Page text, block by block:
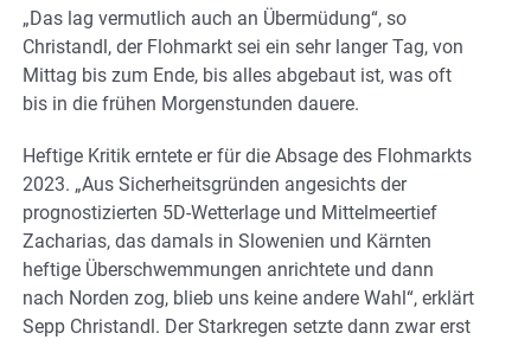
„Das lag vermutlich auch an Übermüdung“, so
Christandl, der Flohmarkt sei ein sehr langer Tag, von
Mittag bis zum Ende, bis alles abgebaut ist, was oft
bis in die frühen Morgenstunden dauere.
Heftige Kritik erntete er für die Absage des Flohmarkts
2023. „Aus Sicherheitsgründen angesichts der
prognostizierten 5D-Wetterlage und Mittelmeertief
Zacharias, das damals in Slowenien und Kärnten
heftige Überschwemmungen anrichtete und dann
nach Norden zog, blieb uns keine andere Wahl“, erklärt
Sepp Christandl. Der Starkregen setzte dann zwar erst